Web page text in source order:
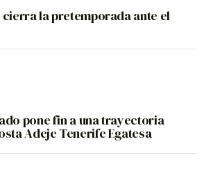
cierra la pretemporada ante el
pone fin a una trayectoria
Adeje Tenerife Egatesa